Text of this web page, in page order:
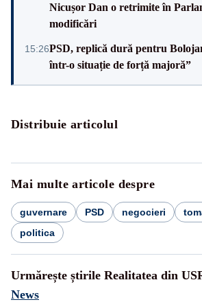
Nicușor Dan o retrimite în
modificări
15:26PSD, replică dură pentru
într-o situație de forță majoră”
Distribuie articolul
Mai multe articole despre
guvernare PSD negocieri
politica
Urmărește știrile Realitatea din
News